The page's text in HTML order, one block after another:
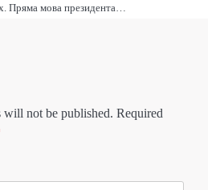
Пряма мова президента…
will not be published. Required